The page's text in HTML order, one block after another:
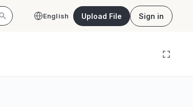
English Upload File Sign in